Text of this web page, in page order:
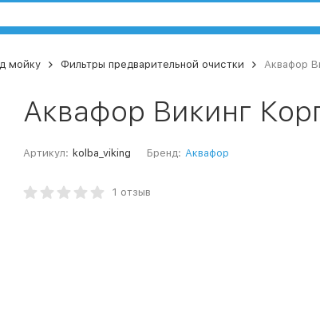
мойку Фильтры предварительной очистки Аквафор
Аквафор Викинг
Артикул: kolba_viking Бренд: Аквафор
1 отзыв